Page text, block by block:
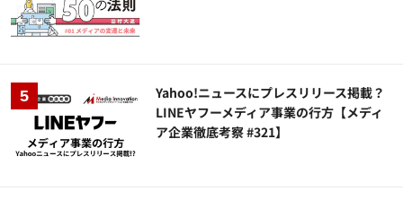
Yahoo!ニュースにプレスリリース掲載？
LINEヤフーメディア事業の行方【メディ
ア企業徹底考察 #321】